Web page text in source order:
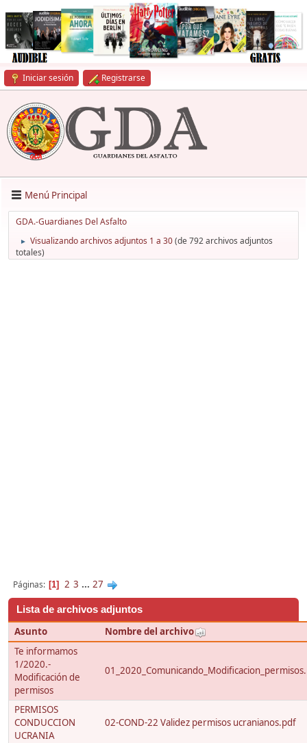
Iniciar sesión Registrarse
Menú Principal
GDA.-Guardianes Del Asfalto
► Visualizando archivos adjuntos 1 a 30(de 792 archivos adjuntos
totales)
Páginas 1 2 3 ... 27
Lista de archivos adjuntos
Asunto
Nombre del archivo
Te informamos
1/2020.-
Modificación de
permisos
PERMISOS
CONDUCCION
UCRANIA
02-COND-22 Validez permisos ucranianos.pdf